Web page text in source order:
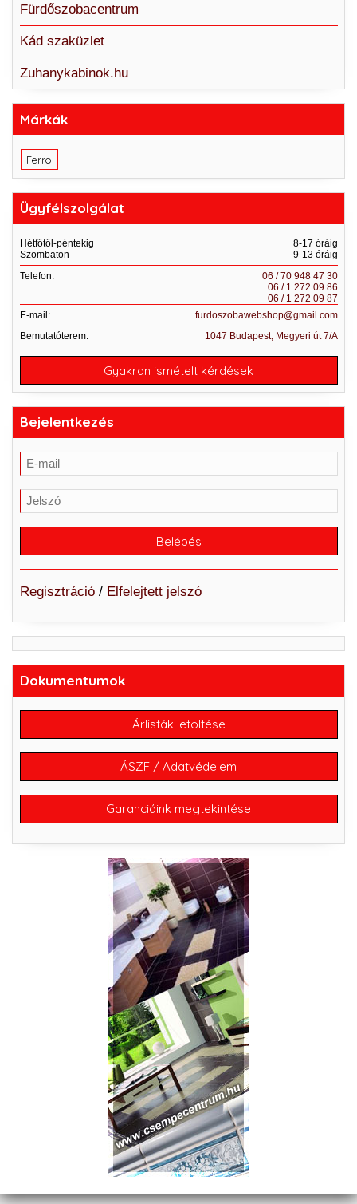
Fürdőszobacentrum
Kád szaküzlet
Zuhanykabinok.hu
Márkák
Ferro
Ügyfélszolgálat
Hétfőtől-péntekig
8-17 óráig
Szombaton
9-13 óráig
Telefon:
06 / 70 948 47 30
06 / 1 272 09 86
06 / 1 272 09 87
E-mail:
furdoszobawebshop@gmail.com
Bemutatóterem:
1047 Budapest, Megyeri út 7/A
Gyakran ismételt kérdések
Bejelentkezés
Regisztráció/ Elfelejtett jelszó
Dokumentumok
Árlisták letöltése
ÁSZF / Adatvédelem
Garanciáink megtekintése